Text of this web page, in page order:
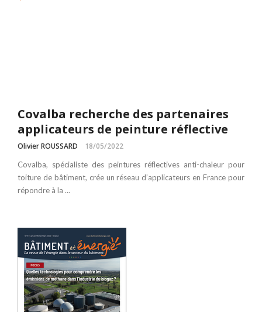
Covalba recherche des partenaires
applicateurs de peinture réflective
Olivier ROUSSARD 18/05/2022
Covalba, spécialiste des peintures réflectives anti-chaleur pour
toiture de bâtiment, crée un réseau d’applicateurs en France pour
répondre à la ...